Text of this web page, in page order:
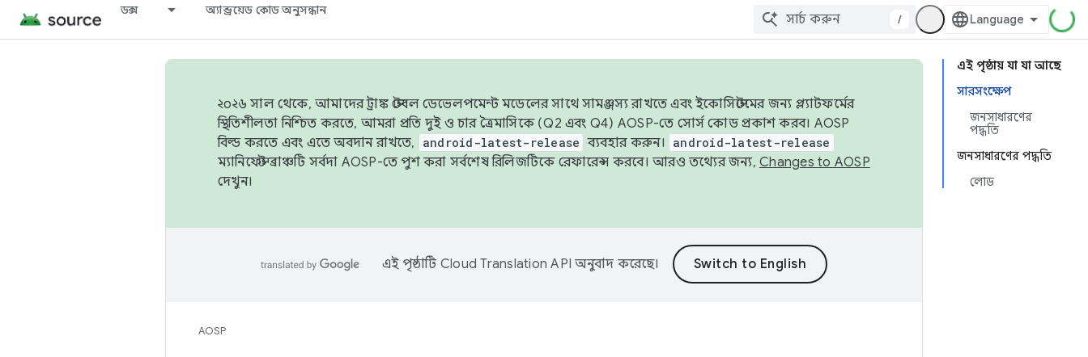
ডক্স অ্যান্ড্রয়েড কোড অনুসন্ধান
/
এই পৃষ্ঠায় যা যা আছে
সারসংক্ষেপ
জনসাধারণের
পদ্ধতি
জনসাধারণের পদ্ধতি
লোড
২০২৬ সাল থেকে, আমাদের ট্রাঙ্ক স্টেবল ডেভেলপমেন্ট মডেলের সাথে সামঞ্জস্য রাখতে এবং ইকোসিস্টেমের জন্য প্ল্যাটফর্মের
স্থিতিশীলতা নিশ্চিত করতে, আমরা প্রতি দুই ও চার ত্রৈমাসিকে (Q2 এবং Q4) AOSP-তে সোর্স কোড প্রকাশ করব। AOSP
বিল্ড করতে এবং এতে অবদান রাখতে,
android-latest-release ব্যবহার করুন। android-latest-release
ম্যানিফেস্ট ব্রাঞ্চটি সর্বদা AOSP-তে পুশ করা সর্বশেষ রিলিজটিকে রেফারেন্স করবে। আরও তথ্যের জন্য, Changes to AOSP
দেখুন।
এই পৃষ্ঠাটি Cloud Translation API অনুবাদ করেছে।
AOSP